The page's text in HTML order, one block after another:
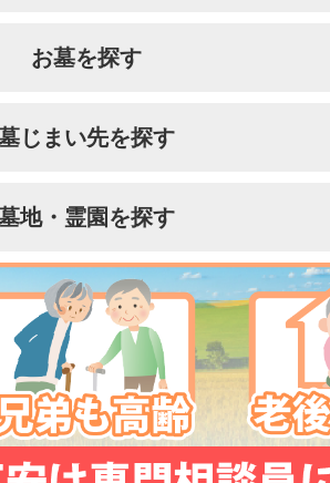
お墓を探す
じまい先を探す
地・霊園を探す